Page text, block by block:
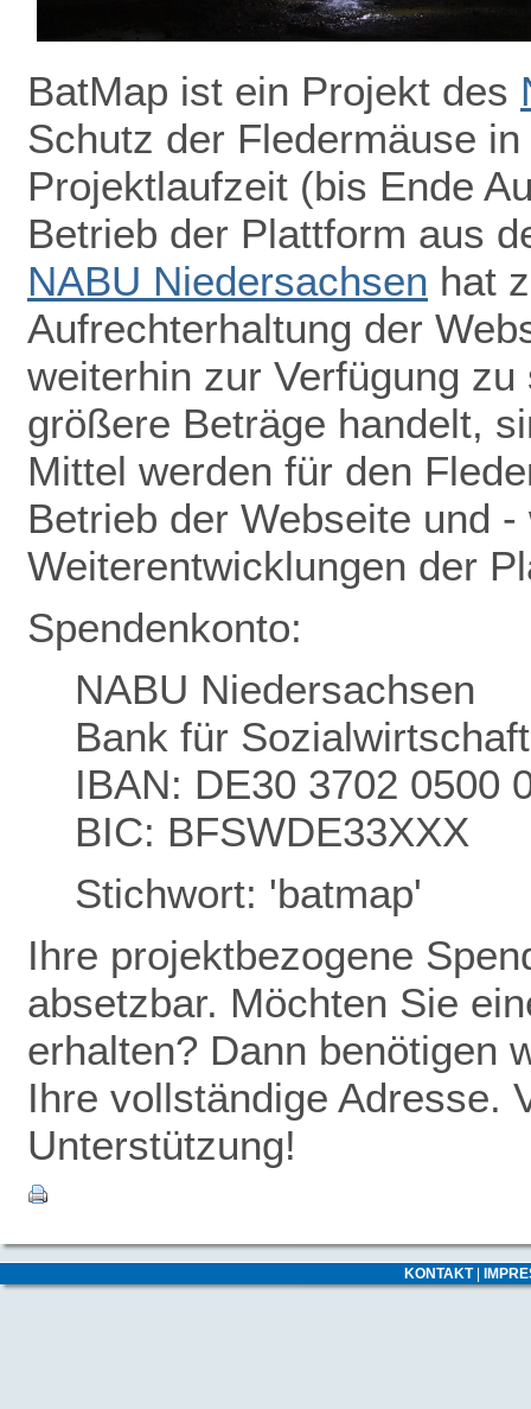
BatMap ist ein Projekt des
Schutz der Fledermäuse
Projektlaufzeit (bis Ende
Betrieb der Plattform aus
NABU Niedersachsen hat
Aufrechterhaltung der
weiterhin zur Verfügung
größere Beträge handelt,
Mittel werden für den
Betrieb der Webseite und
Weiterentwicklungen der
Spendenkonto:
NABU Niedersachsen
Bank für
IBAN: DE30 3702 0500
BIC: BFSWDE33XXX
Stichwort: 'batmap'
Ihre projektbezogene
absetzbar. Möchten Sie
erhalten? Dann benötigen
Ihre vollständige Adresse.
Unterstützung!
KONTAKT|